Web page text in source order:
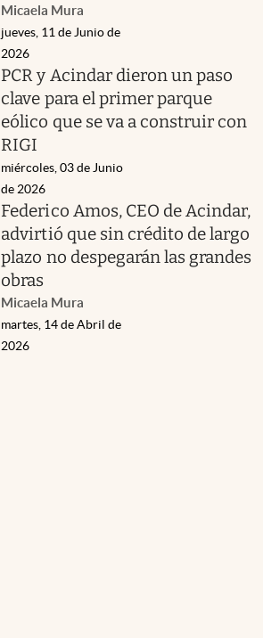
Micaela Mura
jueves, 11 de Junio de
2026
PCR y Acindar dieron un paso
clave para el primer parque
eólico que se va a construir con
RIGI
miércoles, 03 de Junio
de 2026
Federico Amos, CEO de Acindar,
advirtió que sin crédito de largo
plazo no despegarán las grandes
obras
Micaela Mura
martes, 14 de Abril de
2026